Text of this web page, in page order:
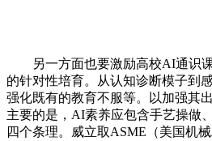
另一方面也要激励高校AI通识课
的针对性培育。从认知诊断模子到
强化既有的教育不服等。以加强其
主要的是，AI素养应包含手艺操做
四个条理。威立取ASME（美国机